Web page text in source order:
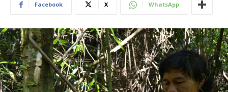
Facebook X WhatsApp